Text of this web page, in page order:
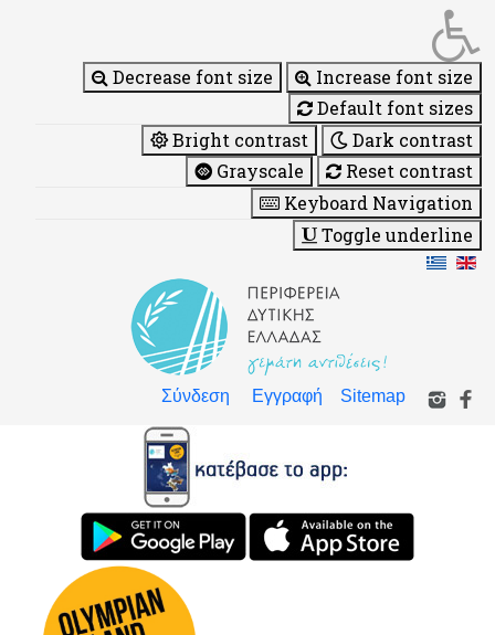
Decrease font size
Increase font size
Default font sizes
Bright contrast
Dark contrast
Grayscale
Reset contrast
Keyboard Navigation
Toggle underline
Σύνδεση Εγγραφή Sitemap